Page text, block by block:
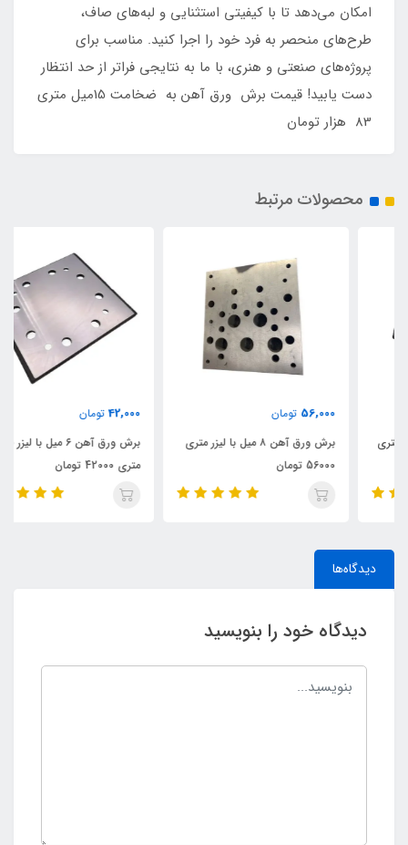
امکان می‌دهد تا با کیفیتی استثنایی و لبه‌های صاف،
طرح‌های منحصر به فرد خود را اجرا کنید. مناسب برای
پروژه‌های صنعتی و هنری، با ما به نتایجی فراتر از حد انتظار
دست یابید! قیمت برش ورق آهن به ضخامت 15میل متری
83 هزار تومان
محصولات مرتبط
تومان
برش ورق آهن ۸ میل با لیزر متری
تومان
برش ورق آهن ۶ میل با لیزر فایبر
دیدگاه‌ها
دیدگاه خود را بنویسید